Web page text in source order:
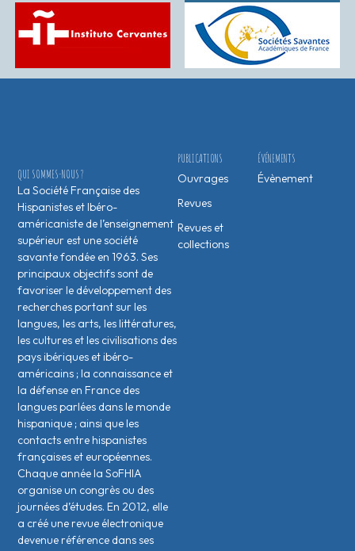
ÉVÉNEMENTS
Évènement
PUBLICATIONS
Ouvrages
Revues
Revues et
collections
QUI SOMMES-NOUS ?
La Société Française des
Hispanistes et Ibéro-
américaniste de l’enseignement
supérieur est une société
savante fondée en 1963. Ses
principaux objectifs sont de
favoriser le développement des
recherches portant sur les
langues, les arts, les littératures,
les cultures et les civilisations des
pays ibériques et ibéro-
américains ; la connaissance et
la défense en France des
langues parlées dans le monde
hispanique ; ainsi que les
contacts entre hispanistes
français·es et européen·nes.
Chaque année la SoFHIA
organise un congrès ou des
journées d’études. En 2012, elle
a créé une revue électronique
devenue référence dans ses